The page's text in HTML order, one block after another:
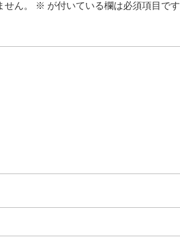
ん。 ※ が付いている欄は必須項目です